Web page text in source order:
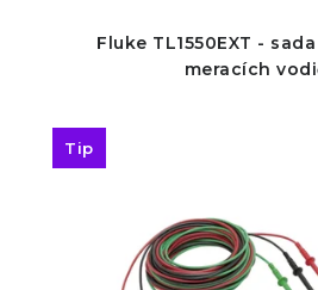
Fluke TL1550EXT -
meracích
Tip